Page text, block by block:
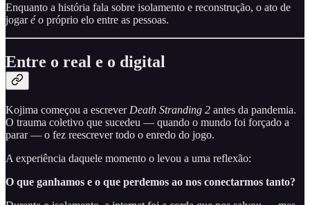
Enquanto a história fala sobre isolamento e reconstrução, o ato de
jogaréo próprio elo entre as pessoas.
Entre o real e o digital
Kojima começou a escrever Death Stranding 2 antes da pandemia.
O trauma coletivo que sucedeu — quando o mundo foi forçado a
parar — o fez reescrever todo o enredo do jogo.
A experiência daquele momento o levou a uma reflexão:
O que ganhamos e o que perdemos ao nos conectarmos tanto?